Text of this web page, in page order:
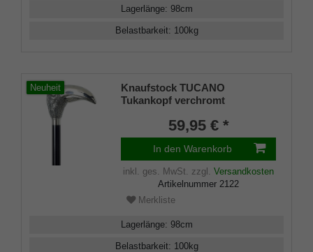
Lagerlänge: 98cm
Belastbarkeit: 100kg
Neuheit
Knaufstock TUCANO
Tukankopf verchromt
Stock aus Buchenholz, Länge
98 cm, inkl. Gummipuffer
59,95 € *
In den Warenkorb
inkl. ges. MwSt. zzgl. Versandkosten
Artikelnummer 2122
Merkliste
Lagerlänge: 98cm
Belastbarkeit: 100kg